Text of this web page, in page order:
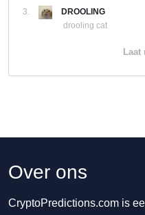
3.
DROOLING
drooling cat
Laat
Over ons
CryptoPredictions.com is